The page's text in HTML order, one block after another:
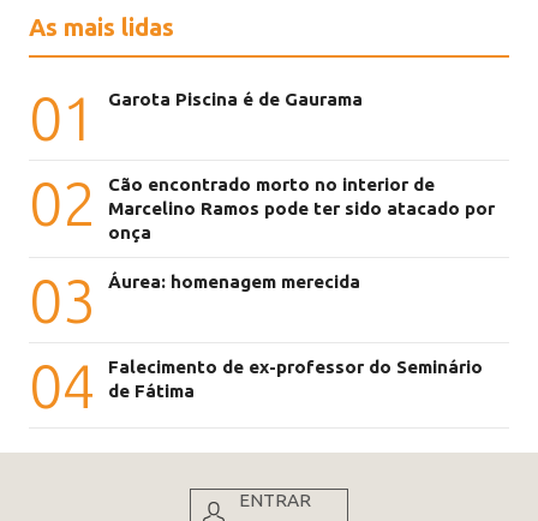
As mais lidas
01 Garota Piscina é de Gaurama
02
Cão encontrado morto no interior de
Marcelino Ramos pode ter sido atacado por
onça
03 Áurea: homenagem merecida
04
Falecimento de ex-professor do Seminário
de Fátima
ENTRAR